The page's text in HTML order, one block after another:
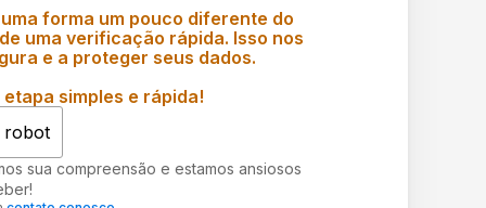
forma um pouco diferente do
uma verificação rápida. Isso nos
e a proteger seus dados.
simples e rápida!
robot
sua compreensão e estamos ansiosos